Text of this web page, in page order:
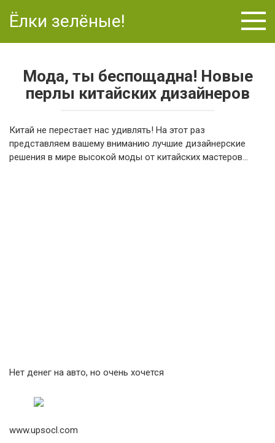
Ёлки зелёные!
Мода, ты беспощадна! Новые
перлы китайских дизайнеров
Китай не перестает нас удивлять! На этот раз
представляем вашему вниманию лучшие дизайнерские
решения в мире высокой моды от китайских мастеров…
Нет денег на авто, но очень хочется
www.upsocl.com